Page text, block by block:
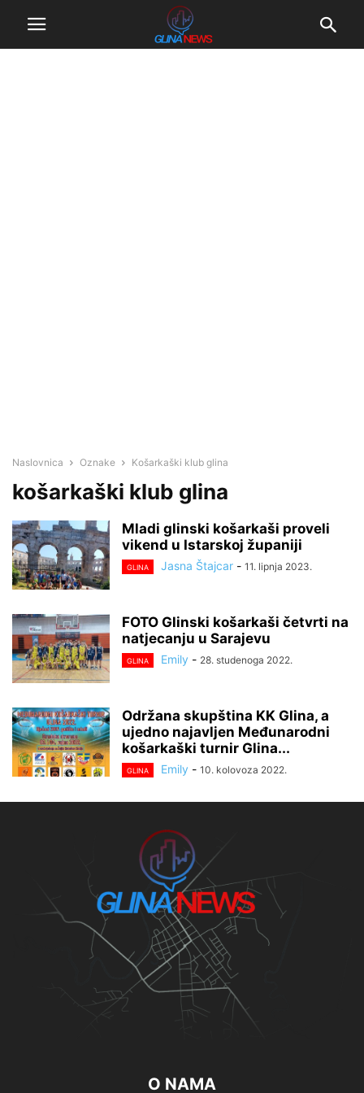
Naslovnica Oznake Košarkaški klub glina
košarkaški klub glina
Mladi glinski košarkaši proveli
vikend u Istarskoj županiji
GLINA Jasna Štajcar - 11. lipnja 2023.
FOTO Glinski košarkaši četvrti na
natjecanju u Sarajevu
GLINA Emily - 28. studenoga 2022.
Održana skupština KK Glina, a
ujedno najavljen Međunarodni
košarkaški turnir Glina...
GLINA Emily - 10. kolovoza 2022.
O NAMA